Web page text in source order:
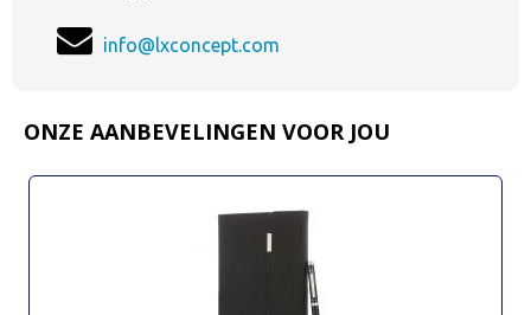
info@lxconcept.com
ONZE AANBEVELINGEN VOOR JOU